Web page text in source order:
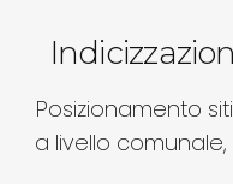
Posizionamento
a livello